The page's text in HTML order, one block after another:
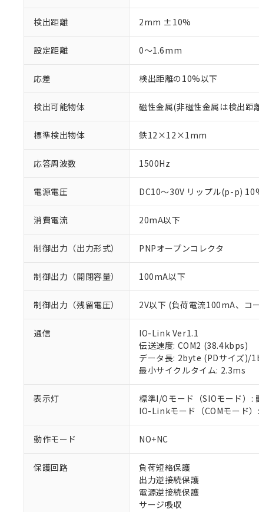
検出距離 2mm ±10%
設定距離 0～1.6mm
応差 検出距離の10%以下
検出可能物体 磁性金属(非磁性金属は検出距
標準検出物体 鉄12×12×1mm
応答周波数 1500Hz
電源電圧 DC10～30V リップル(p-p)
消費電流 20mA以下
制御出力（出力形式） PNPオープンコレクタ
制御出力（開閉容量） 100mA以下
制御出力（残留電圧） 2V以下 (負荷電流100mA、コ
通信
IO-Link Ver1.1
伝送速度: COM2 (38.4kbps)
データ長: 2byte (PDサイズ)/
最小サイクルタイム: 2.3ms
表示灯
標準I/Oモード（SIOモード）
IO-Linkモード（COMモード
動作モード NO+NC
保護回路
負荷短絡保護
出力逆接続保護
電源逆接続保護
サージ吸収
ご利用条
※1 対応状況
対応済み：
対応予定：EU
対応予定なし：
調査・確認中：
非該当品：ライ
仕入先様の事情
鉛(Pb) 1000ppm以下
六価クロム(Cr(Ⅵ))
フタル酸ビス(2-エチ
ル（DBP） 1000ppm
※1 中国
「×」：最大均質
「－」：未確認
*中国RoHS10物質の基